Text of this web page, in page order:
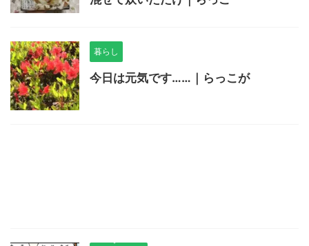
暮らし
今日は元気です……｜らっこが